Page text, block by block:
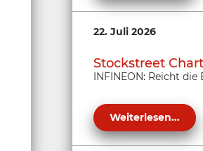
22. Juli 2026
Stockstreet
INFINEON: Reicht
Weiterlesen...